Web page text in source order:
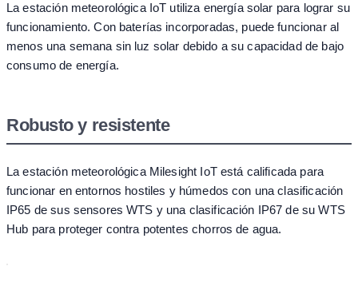
La estación meteorológica IoT utiliza energía solar para lograr su
funcionamiento. Con baterías incorporadas, puede funcionar al
menos una semana sin luz solar debido a su capacidad de bajo
consumo de energía.
Robusto y resistente
La estación meteorológica Milesight IoT está calificada para
funcionar en entornos hostiles y húmedos con una clasificación
IP65 de sus sensores WTS y una clasificación IP67 de su WTS
Hub para proteger contra potentes chorros de agua.